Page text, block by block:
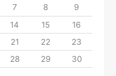
7 8
9
14 15
16
21 22
23
28 29
30